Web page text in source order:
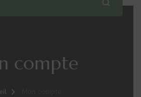
compte